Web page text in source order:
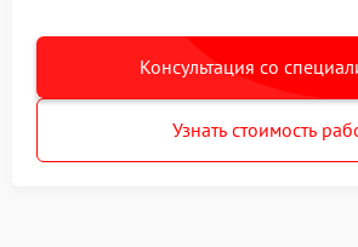
Консультация со
Узнать стоимость